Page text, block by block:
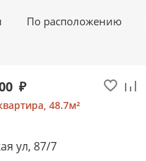
По расположению
48.7м²
ул, 87/7